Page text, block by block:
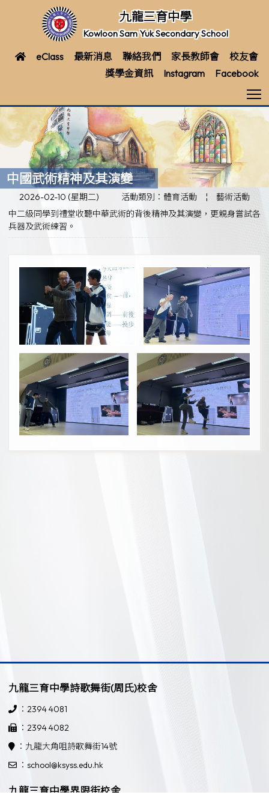
九龍三育中學
Kowloon Sam Yuk Secondary School
eClass 最新消息 聯絡我們 家長教師會
校友會
獎學金資訊
Instagram Facebook
中國武術精神及其演變
2026-02-10 (星期二) 活動類別：體育活動 ¦
藝術活動
中二級同學到禮堂收聽中華武術的背後精神及其演變，更親身嘗試各
兵器及武術練習。
九龍三育中學詩歌舞街(周氏)校舍
：2394 4081
：2394 4082
：九龍大角咀詩歌舞街14號
：school@ksyss.edu.hk
九龍三育中學界限街校舍